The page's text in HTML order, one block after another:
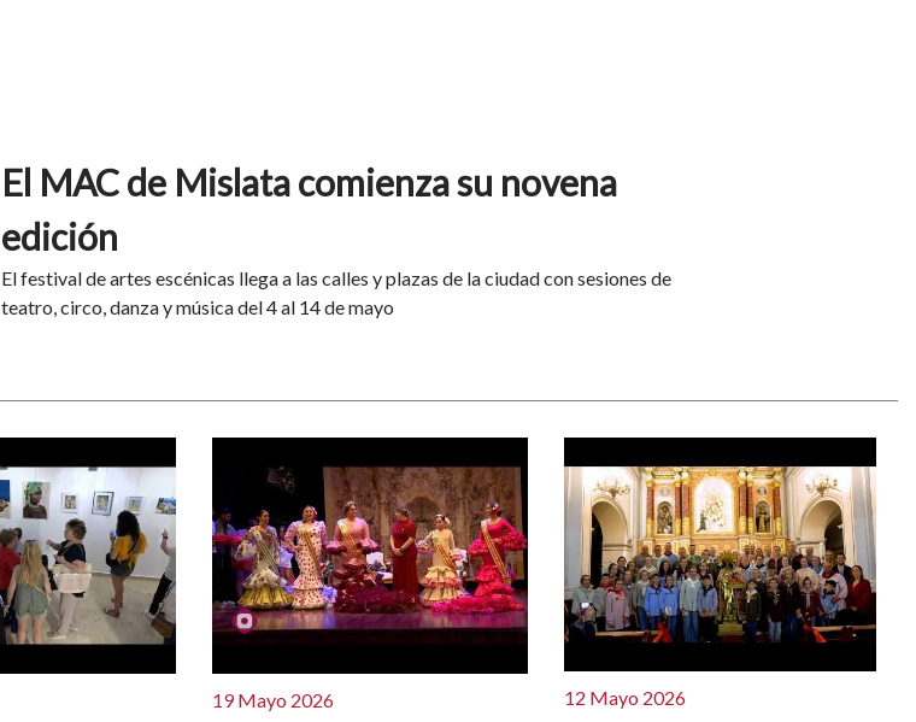
El MAC de Mislata comienza su novena
edición
El festival de artes escénicas llega a las calles y plazas de la ciudad con sesiones de
teatro, circo, danza y música del 4 al 14 de mayo
19 Mayo 2026 12 Mayo 2026